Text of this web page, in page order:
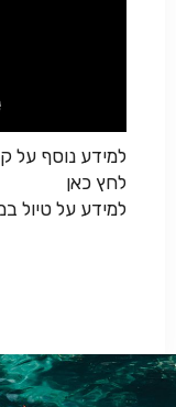
למידע נוסף על
לחץ כאן
למידע על טיול